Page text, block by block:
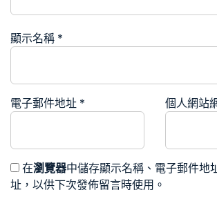
顯示名稱 *
電子郵件地址 * 個人網站
在瀏覽器中儲存顯示名稱、電子郵件地
址，以供下次發佈留言時使用。